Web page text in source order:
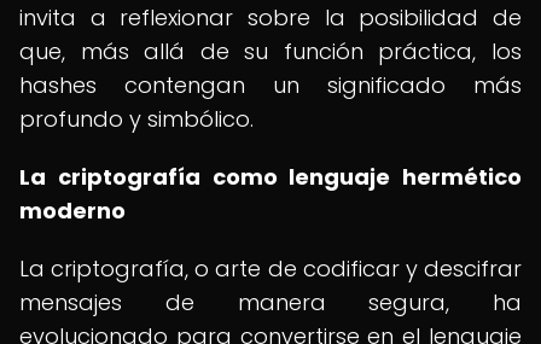
invita a reflexionar sobre la posibilidad de
que, más allá de su función práctica, los
hashes contengan un significado más
profundo y simbólico.
La criptografía como lenguaje hermético
moderno
La criptografía, o arte de codificar y descifrar
mensajes de manera segura, ha
evolucionado para convertirse en el lenguaje